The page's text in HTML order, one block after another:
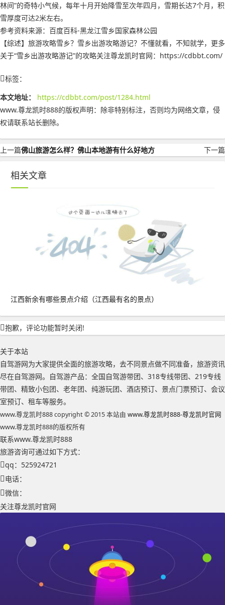
林间”的奇特小气候，每年十月开始降雪至次年四月，雪期长达7个月，积
雪厚度可达2米左右。
参考资料来源：百度百科-黑龙江雪乡国家森林公园
【综述】旅游攻略雪乡？雪乡出游攻略游记？不懂就看，不知就学，更多
关于“雪乡出游攻略游记”的攻略关注尊龙凯时官网：https://cdbbt.com/
标签：
本文地址：
https://cdbbt.com/post/1284.html
www.尊龙凯时888的版权声明： 除非特别标注，否则均为网络文章，侵
权请联系站长删除。
上一篇佛山旅游怎么样？佛山本地游有什么好地方 下一篇
相关文章
江西新余有哪些景点介绍（江西最有名的景点）
抱歉，评论功能暂时关闭!
关于本站
自驾游网为大家提供全面的旅游攻略，去不同景点做不同准备，旅游资讯
尽在自驾游网。自驾游产品：全国自驾游带团、318专线带团、219专线
带团、精致小包团、老年团、纯游玩团、酒店预订、景点门票预订、会议
室预订、租车等服务。
www.尊龙凯时888 copyright © 2015 本站由 www.尊龙凯时888-尊龙凯时官网
www.尊龙凯时888的版权所有
联系www.尊龙凯时888
旅游咨询可通过如下方式：
qq：525924721
电话：
微信：
关注尊龙凯时官网